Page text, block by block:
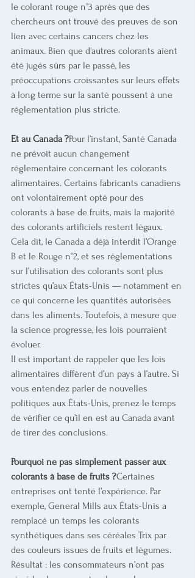
le colorant rouge n°3 après que des
chercheurs ont trouvé des preuves de son
lien avec certains cancers chez les
animaux. Bien que d'autres colorants aient
été jugés sûrs par le passé, les
préoccupations croissantes sur leurs effets
à long terme sur la santé poussent à une
réglementation plus stricte.
Et au Canada ?Pour l’instant, Santé Canada
ne prévoit aucun changement
réglementaire concernant les colorants
alimentaires. Certains fabricants canadiens
ont volontairement opté pour des
colorants à base de fruits, mais la majorité
des colorants artificiels restent légaux.
Cela dit, le Canada a déjà interdit l’Orange
B et le Rouge n°2, et ses réglementations
sur l’utilisation des colorants sont plus
strictes qu’aux États-Unis — notamment en
ce qui concerne les quantités autorisées
dans les aliments. Toutefois, à mesure que
la science progresse, les lois pourraient
évoluer.
Il est important de rappeler que les lois
alimentaires diffèrent d’un pays à l’autre. Si
vous entendez parler de nouvelles
politiques aux États-Unis, prenez le temps
de vérifier ce qu’il en est au Canada avant
de tirer des conclusions.
Pourquoi ne pas simplement passer aux
colorants à base de fruits ?Certaines
entreprises ont tenté l’expérience. Par
exemple, General Mills aux États-Unis a
remplacé un temps les colorants
synthétiques dans ses céréales Trix par
des couleurs issues de fruits et légumes.
Résultat : les consommateurs n’ont pas